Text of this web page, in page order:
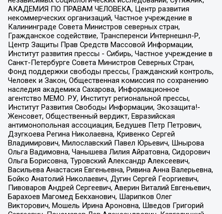
АКАДЕМИЯ ПО ПРАВАМ ЧЕЛОВЕКА, Центр развития
некоммерческих организаций, Частное учреждение в
Калининграде Совета Министров северных стран,
Гражданское содействие, Трансперенси Интернешнл-Р,
Центр Защиты Прав Средств Массовой Информации,
Институт развития прессы - Сибирь, Частное учреждение в
Санкт-Петербурге Совета Министров Северных Стран,
Фонд поддержки свободы прессы, Гражданский контроль,
Человек и Закон, Общественная комиссия по сохранению
наследия академика Сахарова, Информационное
агентство МЕМО. РУ, Институт региональной прессы,
Институт Развития Свободы Информации, Экозащита!-
Женсовет, Общественный вердикт, Евразийская
антимонопольная ассоциация, Бедушев Петр Петрович,
Дзугкоева Регина Николаевна, Кривенко Сергей
Владимирович, Милославский Павел Юрьевич, Шнырова
Ольга Вадимовна, Чанышева Лилия Айратовна, Сидорович
Ольга Борисовна, Туровский Александр Алексеевич,
Васильева Анастасия Евгеньевна, Ривина Анна Валерьевна,
Бойко Анатолий Николаевич, Дугин Сергей Георгиевич,
Пивоваров Андрей Сергеевич, Аверин Виталий Евгеньевич,
Барахоев Магомед Бекханович, Шарипков Олег
Викторович, Мошель Ирина Ароновна, Шведов Григорий